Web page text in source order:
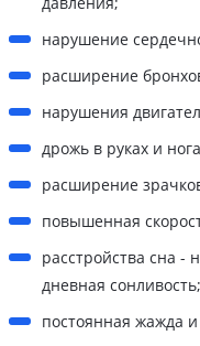
нарушение
расширение
нарушения
дрожь в руках и
расширение
повышенная
расстройства сна
дневная сонливость;
постоянная жажда и